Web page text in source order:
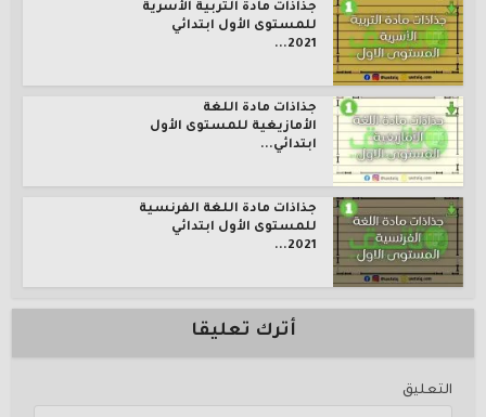
جذاذات مادة التربية الأسرية
للمستوى الأول ابتدائي
2021...
جذاذات مادة اللغة
الأمازيغية للمستوى الأول
ابتدائي...
جذاذات مادة اللغة الفرنسية
للمستوى الأول ابتدائي
2021...
أترك تعليقا
التعليق